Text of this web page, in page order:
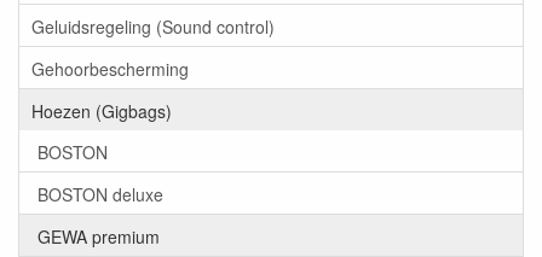
Geluidsregeling (Sound control)
Gehoorbescherming
Hoezen (Gigbags)
BOSTON
BOSTON deluxe
GEWA premium